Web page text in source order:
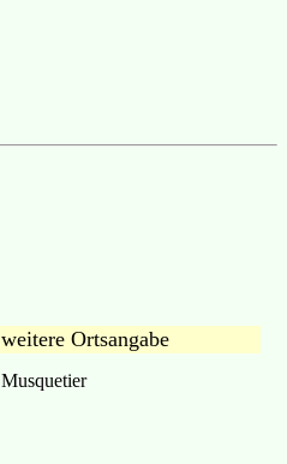
weitere Ortsangabe
Musquetier